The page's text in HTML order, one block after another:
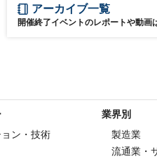
アーカイブ一覧
開催終了イベントのレポートや動画
ン・技術
業界別
製造業
流通業・